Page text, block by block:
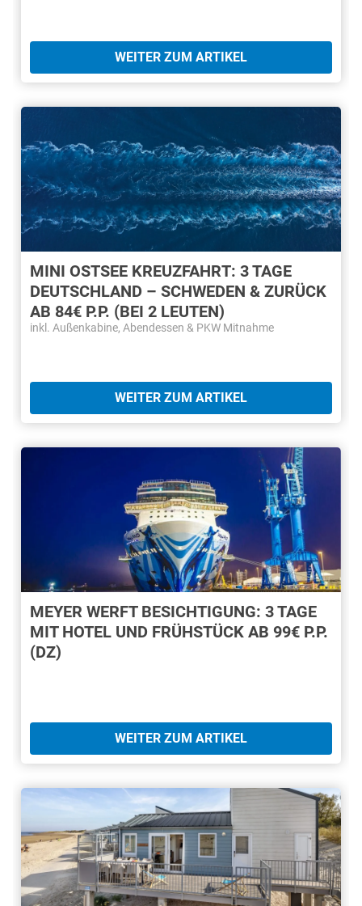
WEITER ZUM ARTIKEL
MINI OSTSEE KREUZFAHRT: 3 TAGE
DEUTSCHLAND – SCHWEDEN & ZURÜCK
AB 84€ P.P. (BEI 2 LEUTEN)
inkl. Außenkabine, Abendessen & PKW Mitnahme
WEITER ZUM ARTIKEL
MEYER WERFT BESICHTIGUNG: 3 TAGE
MIT HOTEL UND FRÜHSTÜCK AB 99€ P.P.
(DZ)
WEITER ZUM ARTIKEL